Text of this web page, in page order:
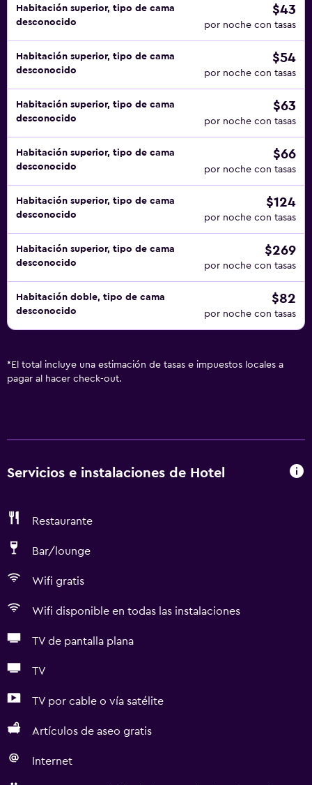
Habitación superior, tipo de cama
desconocido
$43
por noche con tasas
Habitación superior, tipo de cama
desconocido
$54
por noche con tasas
Habitación superior, tipo de cama
desconocido
$63
por noche con tasas
Habitación superior, tipo de cama
desconocido
$66
por noche con tasas
Habitación superior, tipo de cama
desconocido
$124
por noche con tasas
Habitación superior, tipo de cama
desconocido
$269
por noche con tasas
Habitación doble, tipo de cama
desconocido
$82
por noche con tasas
* El total incluye una estimación de tasas e impuestos locales a
pagar al hacer check-out.
Servicios e instalaciones de Hotel
Restaurante
Bar/lounge
Wifi gratis
Wifi disponible en todas las instalaciones
TV de pantalla plana
TV
TV por cable o vía satélite
Artículos de aseo gratis
Internet